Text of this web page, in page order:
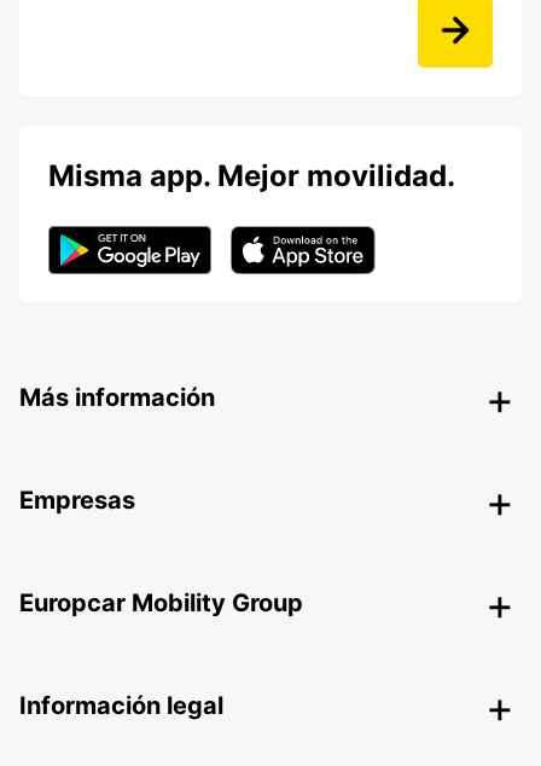
Misma app. Mejor movilidad.
Más información
Empresas
Europcar Mobility Group
Información legal